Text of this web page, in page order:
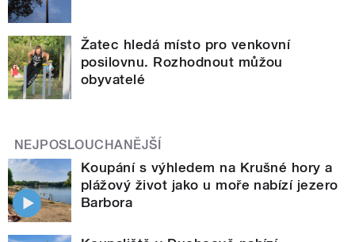
Žatec hledá místo pro venkovní
posilovnu. Rozhodnout můžou
obyvatelé
NEJPOSLOUCHANĚJŠÍ
Koupání s výhledem na Krušné hory a
plážový život jako u moře nabízí jezero
Barbora